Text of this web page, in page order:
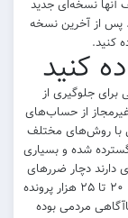
آنها نسخه‌ای جدید
از آخرین نسخه
کنید.
کنید
برای جلوگیری از
از حساب‌های
با روش‌های مختلف
شده و بسیاری
دارند دچار ضرر‌های
هنگفتی شده‌اند. پلیس فتا اعلام کرده که در سال ۹۷، ۲۰ تا ۲۵ هزار پرونده
مردمی بوده